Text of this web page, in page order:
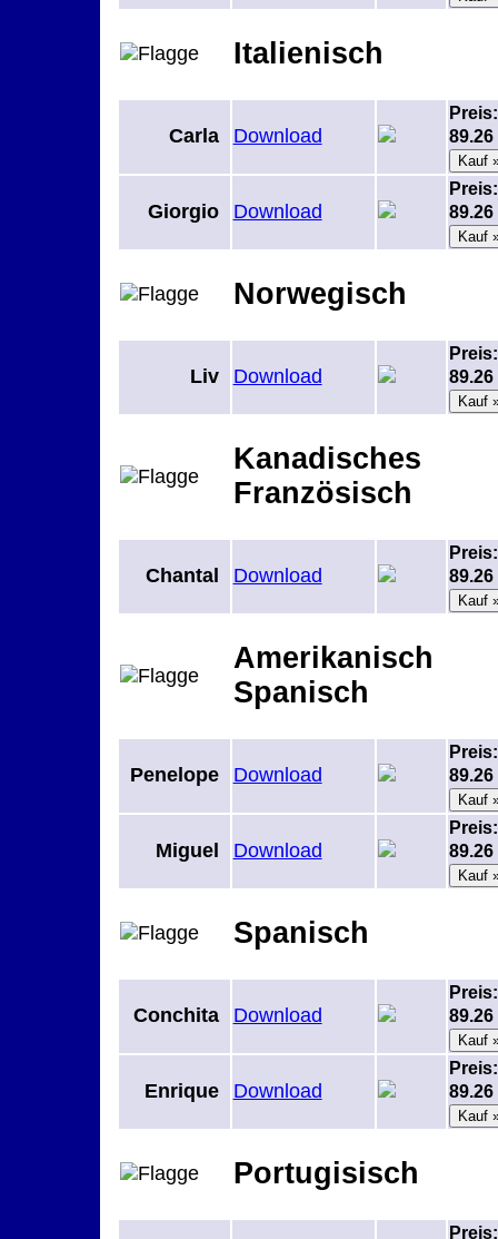
Italienisch
Carla Download
Preis:
Giorgio Download
Preis:
Norwegisch
Liv Download
Preis:
Kanadisches
Französisch
Chantal Download
Preis:
Amerikanisch
Spanisch
Penelope Download
Preis:
Miguel Download
Preis:
Spanisch
Conchita Download
Preis:
Enrique Download
Preis:
Portugisisch
Preis: